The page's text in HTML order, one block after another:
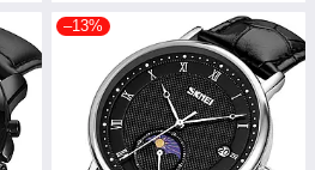
–13%